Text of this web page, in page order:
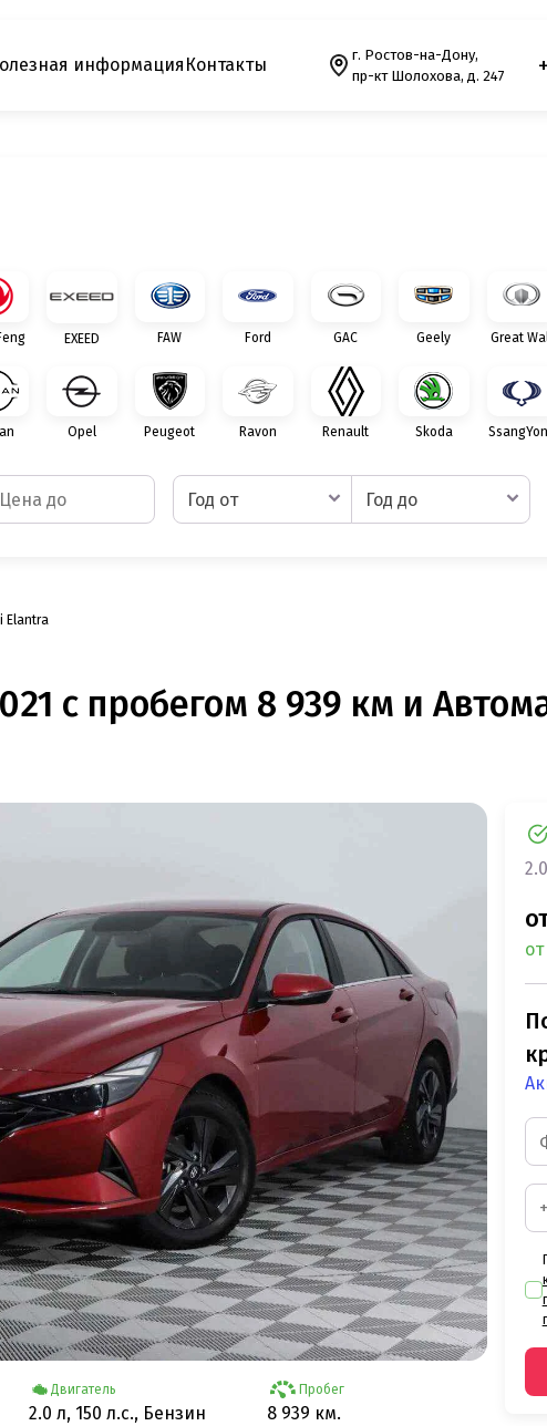
информация Контакты
г. Ростов-на-Дону,
пр-кт Шолохова, д. 247
EXEED FAW Ford GAC Geely Great
Opel Peugeot Ravon Renault Skoda
Год от Год до
Elantra
с пробегом 8 939 км и
Двигатель
2.0 л, 150 л.с., Бензин
Пробег
8 939 км.